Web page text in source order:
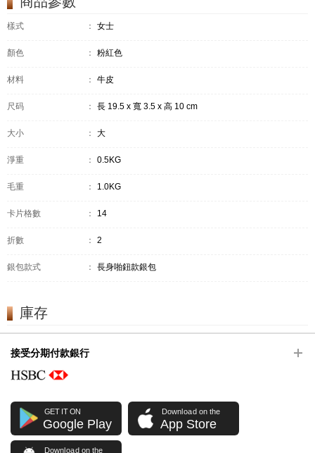
樣式 ： 女士
顏色 ： 粉紅色
材料 ： 牛皮
尺码 ： 長 19.5 x 寬 3.5 x 高 10 cm
大小 ： 大
淨重 ： 0.5KG
毛重 ： 1.0KG
卡片格數 ： 14
折數 ： 2
銀包款式 ： 長身啪鈕款銀包
庫存
接受分期付款銀行
GET IT ON
Google Play
Download on the
App Store
Download on the